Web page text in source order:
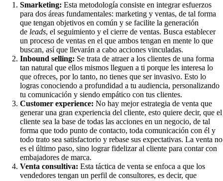
Smarketing: Esta metodología consiste en integrar esfuerzos
para dos áreas fundamentales: marketing y ventas, de tal forma
que tengan objetivos en común y se facilite la generación
de leads, el seguimiento y el cierre de ventas. Busca establecer
un proceso de ventas en el que ambos tengan en mente lo que
buscan, así que llevarán a cabo acciones vinculadas.
Inbound selling: Se trata de atraer a los clientes de una forma
tan natural que ellos mismos lleguen a ti porque les interesa lo
que ofreces, por lo tanto, no tienes que ser invasivo. Esto lo
logras conociendo a profundidad a tu audiencia, personalizando
tu comunicación y siendo empático con tus clientes.
Customer experience: No hay mejor estrategia de venta que
generar una gran experiencia del cliente, esto quiere decir, que el
cliente sea la base de todas las acciones en un negocio, de tal
forma que todo punto de contacto, toda comunicación con él y
todo trato sea satisfactorio y rebase sus expectativas. La venta no
es el último paso, sino lograr fidelizar al cliente para contar con
embajadores de marca.
Venta consultiva: Esta táctica de venta se enfoca a que los
vendedores tengan un perfil de consultores, es decir, que